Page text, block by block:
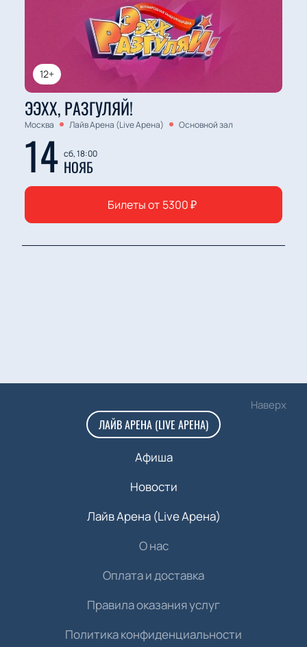
12+
ЭЭХХ, РАЗГУЛЯЙ!
Москва Лайв Арена (Live Арена) Основной зал
14 сб, 18:00
НОЯБ
Билеты от 5300₽
Наверх
ЛАЙВ АРЕНА (LIVE АРЕНА)
Афиша
Новости
Лайв Арена (Live Арена)
О нас
Оплата и доставка
Правила оказания услуг
Политика конфиденциальности